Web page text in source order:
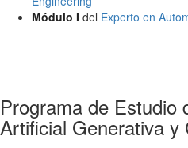
Módulo I del Experto en
Programa de Estudio
Artificial Generativa y